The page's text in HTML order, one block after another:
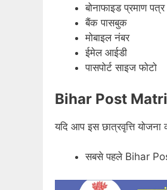
बोनाफाइड प्रमाण पत्र
बैंक पासबुक
मोबाइल नंबर
ईमेल आईडी
पासपोर्ट साइज फोटो
Bihar Post
यदि आप इस छात्रवृत्ति
सबसे पहले Bihar